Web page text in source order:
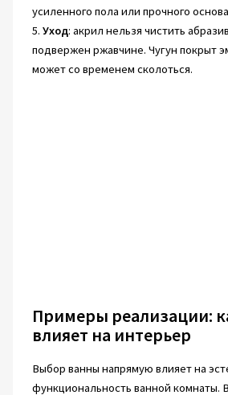
усиленного пола или прочного
5. Уход: акрил нельзя чистить
подвержен ржавчине. Чугун покрыт
может со временем сколоться.
Примеры реализации:
влияет на интерьер
Выбор ванны напрямую влияет на
функциональность ванной комнаты.